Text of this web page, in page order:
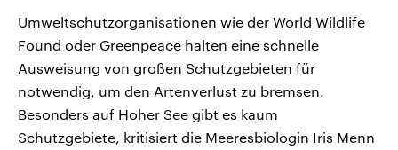
Umweltschutzorganisationen wie der World Wildlife
Found oder Greenpeace halten eine schnelle
Ausweisung von großen Schutzgebieten für
notwendig, um den Artenverlust zu bremsen.
Besonders auf Hoher See gibt es kaum
Schutzgebiete, kritisiert die Meeresbiologin Iris Menn